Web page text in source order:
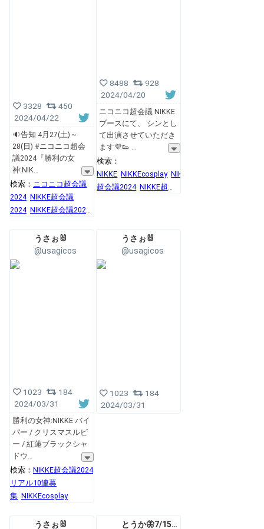
3328
450
2024/04/22
🔉告知 4月27(土)～
28(日) #ニコニコ超会
議2024『勝利の女
神:NIK
検索： ニコニコ超会議
2024 NIKKE超会議
2024 NIKKE超会議2024
8488
928
2024/04/20
ニコニコ超会議 NIKKE
ブースにて、 シンとし
て出演させていただき
ます💜👟
検索：
NIKKE NIKKEcosplay NIKKE
超会議2024 NIKKE超会
うさぉ🐰
@usagicos
1023
184
2024/03/31
勝利の女神:NIKKE バイ
パー / クリスマスルピ
ー / 紅蓮ブラックシャ
ドウ
検索： NIKKE超会議2024
リアル10連募
集 NIKKEcosplay
うさぉ🐰
@usagicos
1023
184
2024/03/31
うさぉ🐰
とうか🦋7/15コスホリ→夏コミ（月）西ふ14b